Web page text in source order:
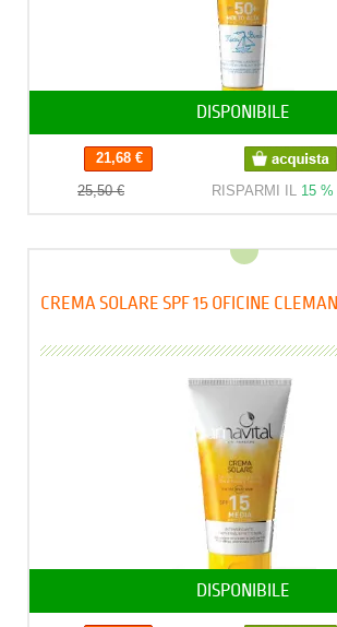
DISPONIBILE
21,68 €
25,50 €
RISPARMI IL 15 %
DISPONIBILE
CREMA SOLARE SPF 15 OFICINE CLEMAN